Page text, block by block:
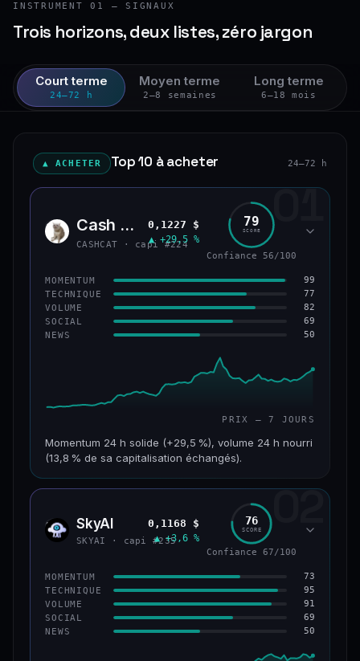
INSTRUMENT 01 — SIGNAUX
Trois horizons, deux listes, zéro jargon
Court terme
24–72 h
Moyen terme
2–8 semaines
Long terme
6–18 mois
▲ ACHETER Top 10 à acheter 24–72 h
01
CASH Cash Cat
CASHCAT · capi #224
0,1227 $
▲ +29,5 %
79
SCORE
Confiance 56/100
MOMENTUM 99
TECHNIQUE 77
VOLUME 82
SOCIAL 69
NEWS 50
PRIX — 7 JOURS
Momentum 24 h solide (+29,5 %), volume 24 h nourri
(13,8 % de sa capitalisation échangés).
CAP. MARCHÉ VOLUME 24 H
VAR. 7 J VAR. 30 J
+10,2 %
VS ATH
−46,4 %
CONFIANCE 56/100
02
SKYA SkyAI
SKYAI · capi #235
0,1168 $
▲ +3,6 %
76
SCORE
Confiance 67/100
MOMENTUM 73
TECHNIQUE 95
VOLUME 91
SOCIAL 69
NEWS 50